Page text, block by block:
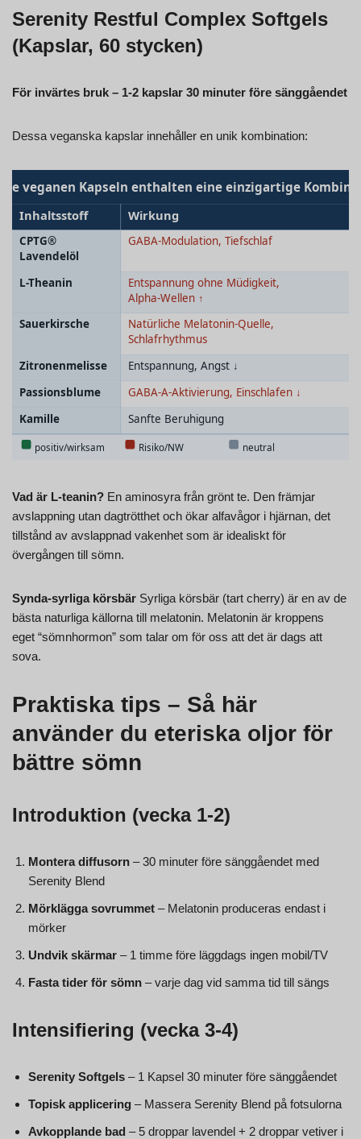
Serenity Restful Complex Softgels
(Kapslar, 60 stycken)
För invärtes bruk – 1-2 kapslar 30 minuter före sänggåendet
Dessa veganska kapslar innehåller en unik kombination:
Vad är L-teanin? En aminosyra från grönt te. Den främjar
avslappning utan dagtrötthet och ökar alfavågor i hjärnan, det
tillstånd av avslappnad vakenhet som är idealiskt för
övergången till sömn.
Synda-syrliga körsbär Syrliga körsbär (tart cherry) är en av de
bästa naturliga källorna till melatonin. Melatonin är kroppens
eget “sömnhormon” som talar om för oss att det är dags att
sova.
Praktiska tips – Så här
använder du eteriska oljor för
bättre sömn
Introduktion (vecka 1-2)
Montera diffusorn – 30 minuter före sänggåendet med
Serenity Blend
Mörklägga sovrummet – Melatonin produceras endast i
mörker
Undvik skärmar – 1 timme före läggdags ingen mobil/TV
Fasta tider för sömn – varje dag vid samma tid till sängs
Intensifiering (vecka 3-4)
Serenity Softgels – 1 Kapsel 30 minuter före sänggåendet
Topisk applicering – Massera Serenity Blend på fotsulorna
Avkopplande bad – 5 droppar lavendel + 2 droppar vetiver i